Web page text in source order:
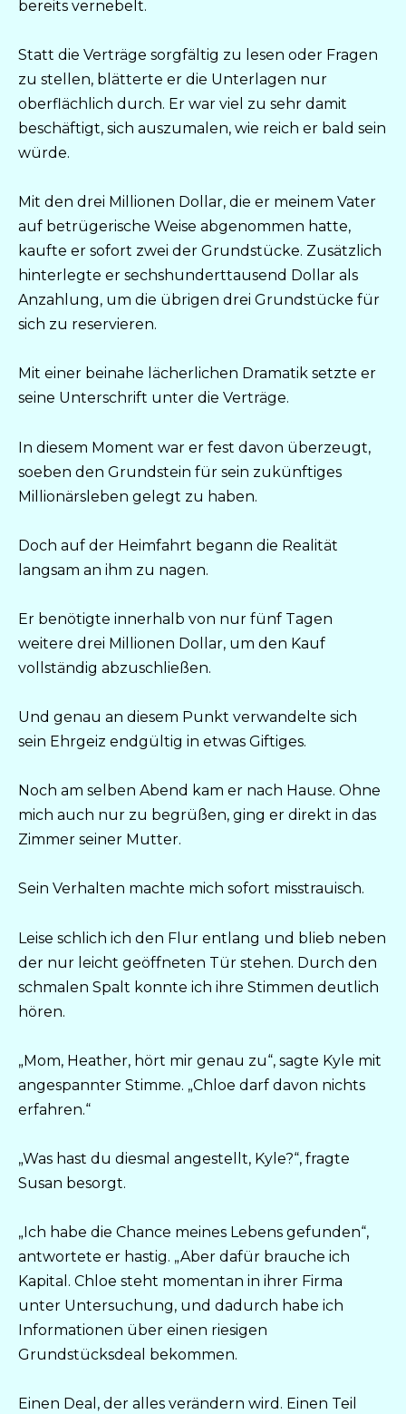
bereits vernebelt.
Statt die Verträge sorgfältig zu lesen oder Fragen
zu stellen, blätterte er die Unterlagen nur
oberflächlich durch. Er war viel zu sehr damit
beschäftigt, sich auszumalen, wie reich er bald sein
würde.
Mit den drei Millionen Dollar, die er meinem Vater
auf betrügerische Weise abgenommen hatte,
kaufte er sofort zwei der Grundstücke. Zusätzlich
hinterlegte er sechshunderttausend Dollar als
Anzahlung, um die übrigen drei Grundstücke für
sich zu reservieren.
Mit einer beinahe lächerlichen Dramatik setzte er
seine Unterschrift unter die Verträge.
In diesem Moment war er fest davon überzeugt,
soeben den Grundstein für sein zukünftiges
Millionärsleben gelegt zu haben.
Doch auf der Heimfahrt begann die Realität
langsam an ihm zu nagen.
Er benötigte innerhalb von nur fünf Tagen
weitere drei Millionen Dollar, um den Kauf
vollständig abzuschließen.
Und genau an diesem Punkt verwandelte sich
sein Ehrgeiz endgültig in etwas Giftiges.
Noch am selben Abend kam er nach Hause. Ohne
mich auch nur zu begrüßen, ging er direkt in das
Zimmer seiner Mutter.
Sein Verhalten machte mich sofort misstrauisch.
Leise schlich ich den Flur entlang und blieb neben
der nur leicht geöffneten Tür stehen. Durch den
schmalen Spalt konnte ich ihre Stimmen deutlich
hören.
„Mom, Heather, hört mir genau zu“, sagte Kyle mit
angespannter Stimme. „Chloe darf davon nichts
erfahren.“
„Was hast du diesmal angestellt, Kyle?“, fragte
Susan besorgt.
„Ich habe die Chance meines Lebens gefunden“,
antwortete er hastig. „Aber dafür brauche ich
Kapital. Chloe steht momentan in ihrer Firma
unter Untersuchung, und dadurch habe ich
Informationen über einen riesigen
Grundstücksdeal bekommen.
Einen Deal, der alles verändern wird. Einen Teil